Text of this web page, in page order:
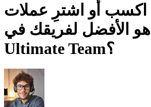
اكسب أو اشترِ عملات FC 25: ما
هو الأفضل لفريقك في FIFA
Ultimate Team؟